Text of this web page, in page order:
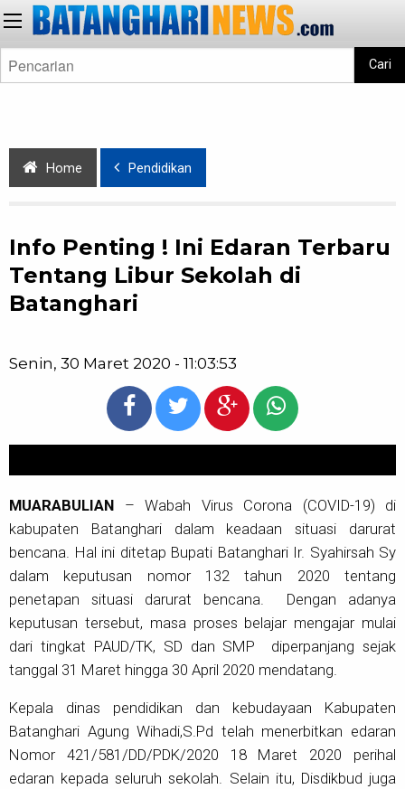
Cari
Home Pendidikan
Info Penting ! Ini Edaran Terbaru
Tentang Libur Sekolah di
Batanghari
Senin, 30 Maret 2020 - 11:03:53
MUARABULIAN – Wabah Virus Corona (COVID-19) di
kabupaten Batanghari dalam keadaan situasi darurat
bencana. Hal ini ditetap Bupati Batanghari Ir. Syahirsah Sy
dalam keputusan nomor 132 tahun 2020 tentang
penetapan situasi darurat bencana. Dengan adanya
keputusan tersebut, masa proses belajar mengajar mulai
dari tingkat PAUD/TK, SD dan SMP diperpanjang sejak
tanggal 31 Maret hingga 30 April 2020 mendatang.
Kepala dinas pendidikan dan kebudayaan Kabupaten
Batanghari Agung Wihadi,S.Pd telah menerbitkan edaran
Nomor 421/581/DD/PDK/2020 18 Maret 2020 perihal
edaran kepada seluruh sekolah. Selain itu, Disdikbud juga